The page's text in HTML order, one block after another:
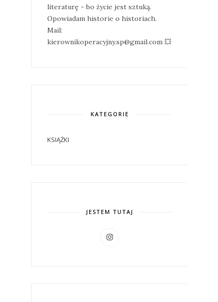
literaturę - bo życie jest sztuką.
Opowiadam historie o historiach.
Mail:
kierownikoperacyjny.sp@gmail.com 💥
KATEGORIE
KSIĄŻKI
JESTEM TUTAJ